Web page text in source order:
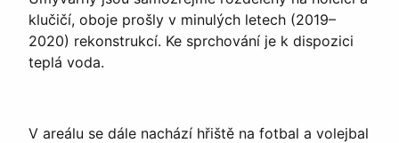
klučičí, oboje prošly v minulých letech (2019–
2020) rekonstrukcí. Ke sprchování je k dispozici
teplá voda.
V areálu se dále nachází hřiště na fotbal a volejbal